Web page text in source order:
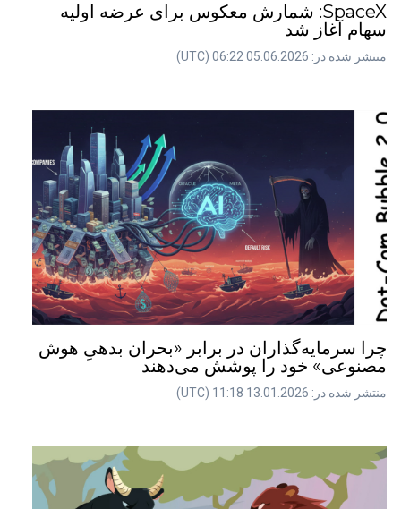
SpaceX: شمارش معکوس برای عرضه اولیه
سهام آغاز شد
منتشر شده در: 05.06.2026 06:22 (UTC)
چرا سرمایه‌گذاران در برابر «بحران بدهیِ هوش
مصنوعی» خود را پوشش می‌دهند
منتشر شده در: 13.01.2026 11:18 (UTC)